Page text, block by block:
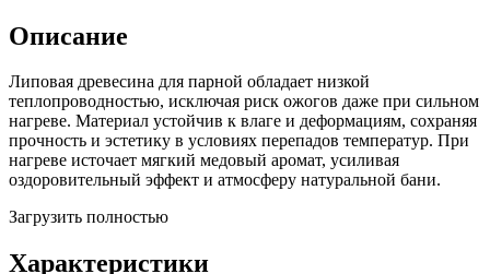
Описание
Липовая древесина для парной обладает низкой
теплопроводностью, исключая риск ожогов даже при сильном
нагреве. Материал устойчив к влаге и деформациям, сохраняя
прочность и эстетику в условиях перепадов температур. При
нагреве источает мягкий медовый аромат, усиливая
оздоровительный эффект и атмосферу натуральной бани.
Загрузить полностью
Характеристики